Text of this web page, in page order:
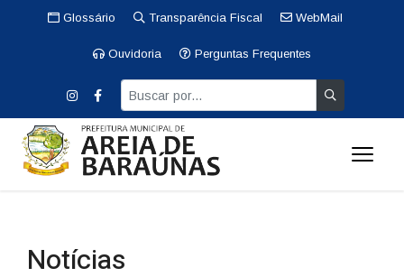
Glossário Transparência Fiscal WebMail
Ouvidoria Perguntas Frequentes
Notícias